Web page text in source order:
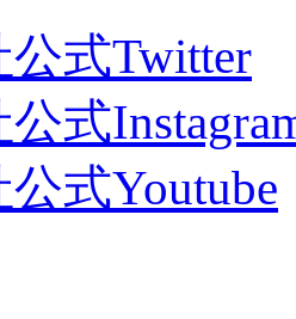
式Twitter
式
式Youtube